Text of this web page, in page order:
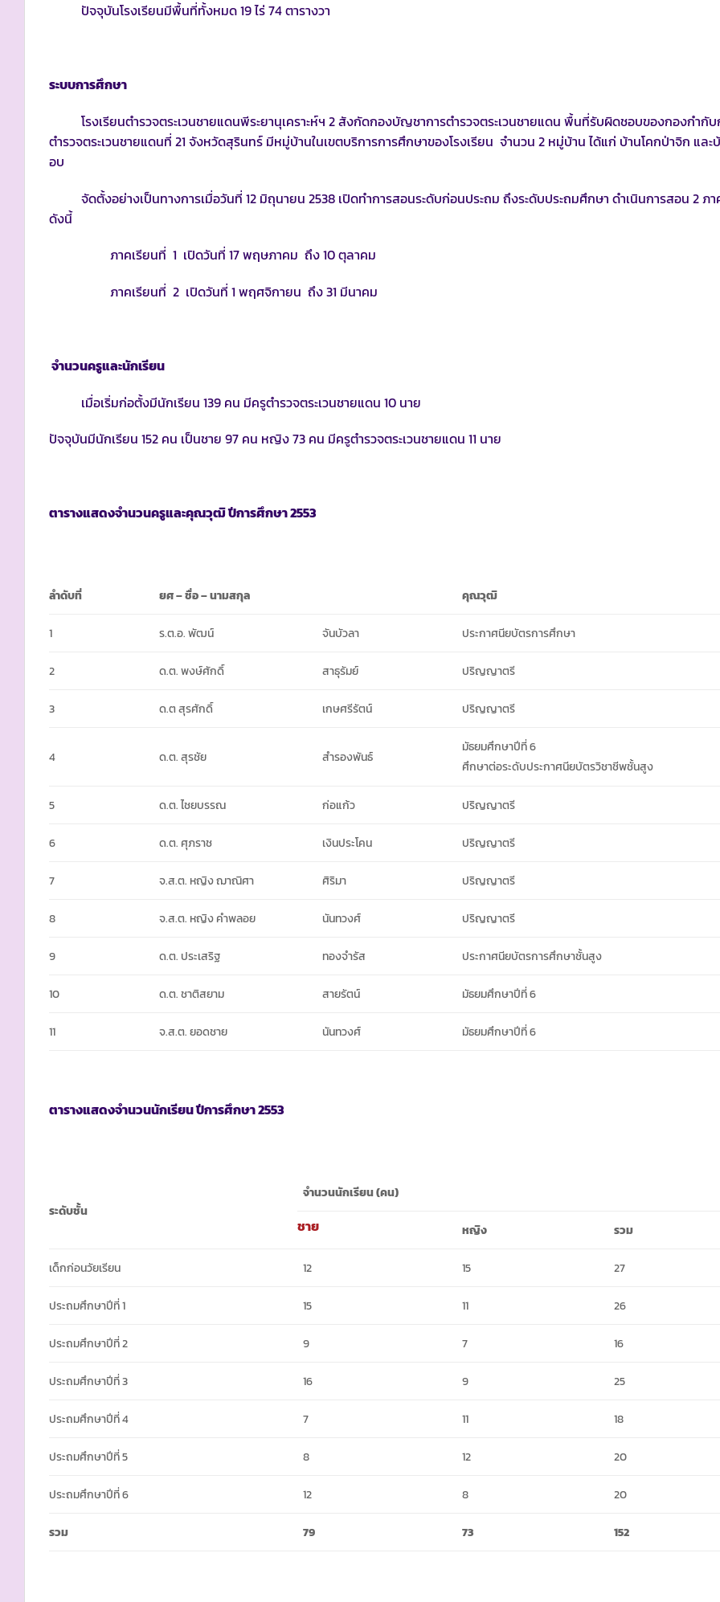
ปัจจุบันโรงเรียนมีพื้นที่ทั้งหมด 19 ไร่ 74 ตารางวา
ระบบการศึกษา
โรงเรียนตำรวจตระเวนชายแดนพีระยานุเคราะห์ฯ 2 สังกัดกองบัญชาการตำรวจตระเวนชายแดน พื้นที่รับผิดชอบของกองกำกับ
ตำรวจตระเวนชายแดนที่ 21 จังหวัดสุรินทร์ มีหมู่บ้านในเขตบริการการศึกษาของโรงเรียน จำนวน 2 หมู่บ้าน ได้แก่ บ้านโคกป่าจิก และ
อบ
จัดตั้งอย่างเป็นทางการเมื่อวันที่ 12 มิถุนายน 2538 เปิดทำการสอนระดับก่อนประถม ถึงระดับประถมศึกษา ดำเนินการสอน 2 ภา
ดังนี้
ภาคเรียนที่ 1 เปิดวันที่ 17 พฤษภาคม ถึง 10 ตุลาคม
ภาคเรียนที่ 2 เปิดวันที่ 1 พฤศจิกายน ถึง 31 มีนาคม
จำนวนครูและนักเรียน
เมื่อเริ่มก่อตั้งมีนักเรียน 139 คน มีครูตำรวจตระเวนชายแดน 10 นาย
ปัจจุบันมีนักเรียน 152 คน เป็นชาย 97 คน หญิง 73 คน มีครูตำรวจตระเวนชายแดน 11 นาย
ตารางแสดงจำนวนครูและคุณวุฒิ ปีการศึกษา2553
ลำดับที่ ยศ – ชื่อ – นามสกุล คุณวุฒิ
1 ร.ต.อ. พัฒน์ จันบัวลา ประกาศนียบัตรการศึกษา
2 ด.ต. พงษ์ศักดิ์ สาธุรัมย์ ปริญญาตรี
3 ด.ต สุรศักดิ์ เกษศรีรัตน์ ปริญญาตรี
4 ด.ต. สุรชัย สำรองพันธ์
มัธยมศึกษาปีที่ 6
ศึกษาต่อระดับประกาศนียบัตรวิชาชีพชั้นสูง
5 ด.ต. ไชยบรรณ ก่อแก้ว ปริญญาตรี
6 ด.ต. ศุภราช เงินประโคน ปริญญาตรี
7 จ.ส.ต. หญิง ฌาณิศา ศิริมา ปริญญาตรี
8 จ.ส.ต. หญิง คำพลอย นันทวงศ์ ปริญญาตรี
9 ด.ต. ประเสริฐ ทองจำรัส ประกาศนียบัตรการศึกษาชั้นสูง
10 ด.ต. ชาติสยาม สายรัตน์ มัธยมศึกษาปีที่ 6
11 จ.ส.ต. ยอดชาย นันทวงศ์ มัธยมศึกษาปีที่ 6
ตารางแสดงจำนวนนักเรียน ปีการศึกษา2553
ระดับชั้น
จำนวนนักเรียน (คน)
ชาย หญิง รวม
เด็กก่อนวัยเรียน 12 15 27
ประถมศึกษาปีที่ 1 15 11 26
ประถมศึกษาปีที่ 2 9 7 16
ประถมศึกษาปีที่ 3 16 9 25
ประถมศึกษาปีที่ 4 7 11 18
ประถมศึกษาปีที่ 5 8 12 20
ประถมศึกษาปีที่ 6 12 8 20
รวม 79 73 152